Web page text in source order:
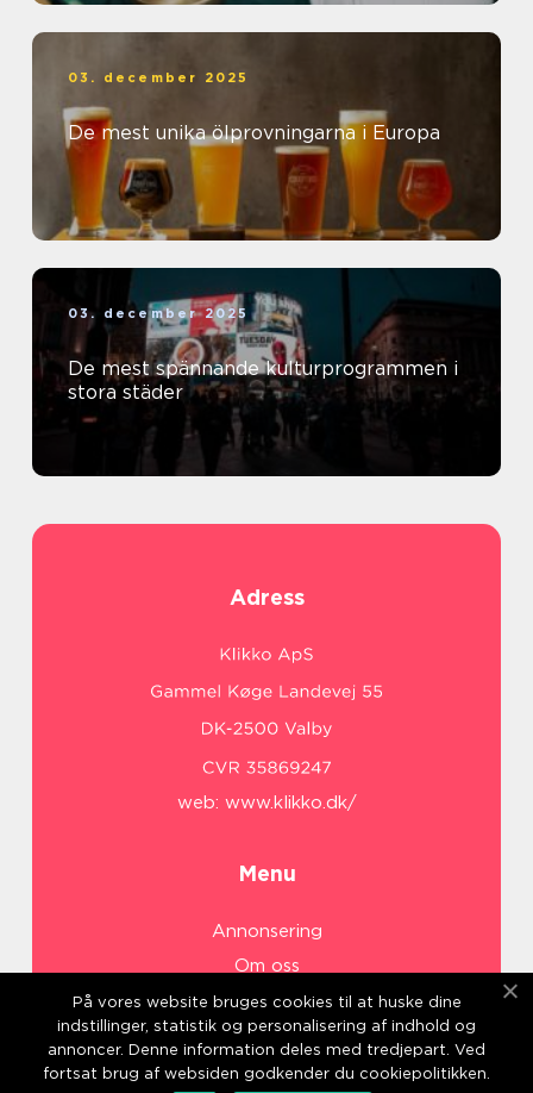
03. december 2025
De mest unika ölprovningarna i Europa
03. december 2025
De mest spännande kulturprogrammen i
stora städer
Adress
web: www.klikko.dk/
Menu
Annonsering
Om oss
Cookies
Kontakta oss
Sitemap
På vores website bruges cookies til at huske dine
indstillinger, statistik og personalisering af indhold og
annoncer. Denne information deles med tredjepart. Ved
fortsat brug af websiden godkender du cookiepolitikken.